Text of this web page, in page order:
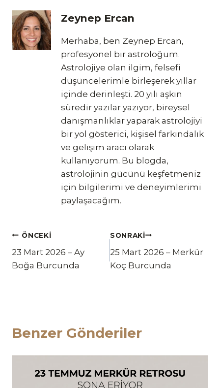
Zeynep Ercan
Merhaba, ben Zeynep Ercan,
profesyonel bir astroloğum.
Astrolojiye olan ilgim, felsefi
düşüncelerimle birleşerek yıllar
içinde derinleşti. 20 yılı aşkın
süredir yazılar yazıyor, bireysel
danışmanlıklar yaparak astrolojiyi
bir yol gösterici, kişisel farkındalık
ve gelişim aracı olarak
kullanıyorum. Bu blogda,
astrolojinin gücünü keşfetmeniz
için bilgilerimi ve deneyimlerimi
paylaşacağım.
Yazı
gezinmesi
ÖNCEKI
23 Mart 2026 – Ay
Boğa Burcunda
SONRAKI
25 Mart 2026 – Merkür
Koç Burcunda
Benzer Gönderiler